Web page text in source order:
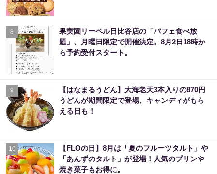
8
果実園リーベル日比谷店の「パフェ食べ放
題」、月曜日限定で開催決定。8月2日18時か
ら予約受付スタート。
9
【はなまるうどん】大海老天3本入りの870円
うどんが期間限定で登場、キャンディがもら
える日も！
10
【FLOの日】8月は「夏のフルーツタルト」や
「あんずのタルト」が登場！人気のプリンや
焼き菓子もお得に。